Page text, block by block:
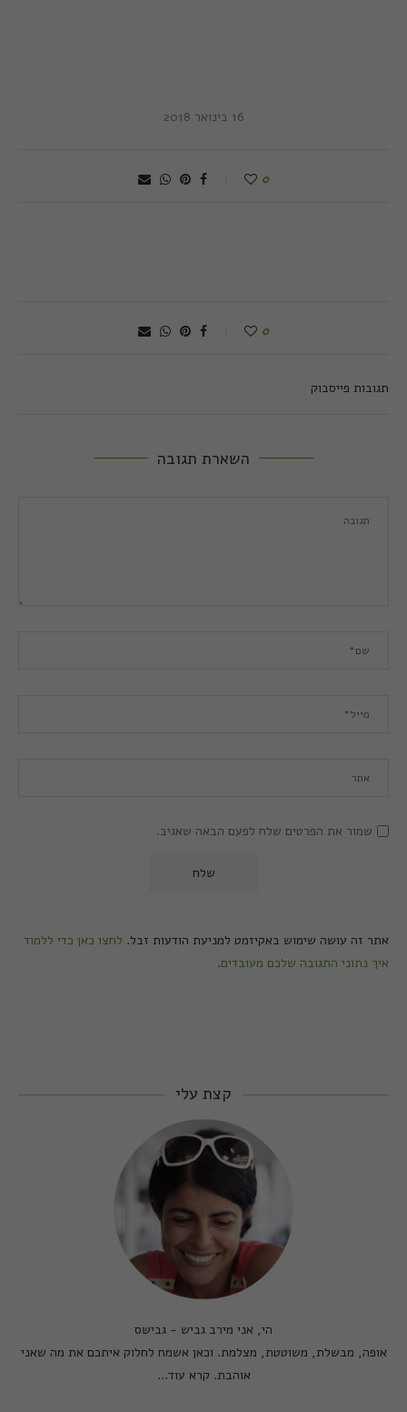
16 בינואר 2018
0
0
תגובות פייסבוק
השארת תגובה
שמור את הפרטים שלח לפעם הבאה שאגיב.
אתר זה עושה שימוש באקיזמט למניעת הודעות זבל. לחצו כאן כדי ללמוד
איך נתוני התגובה שלכם מעובדים.
קצת עלי
הי, אני מירב גביש - גבישס
אופה, מבשלת, משוטטת, מצלמת. וכאן אשמח לחלוק איתכם את מה שאני
אוהבת. קרא עוד...